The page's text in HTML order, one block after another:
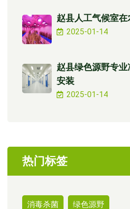
赵县人工气候室
2025-01-14
赵县绿色源野专
安装
2025-01-14
热门标签
消毒杀菌 绿色源野